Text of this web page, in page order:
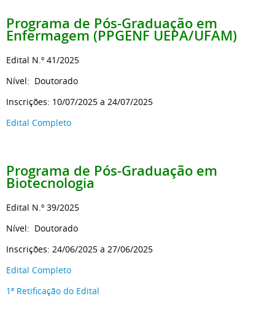
Programa de Pós-Graduação em
Enfermagem (PPGENF UEPA/UFAM)
Edital N.º 41/2025
Nível: Doutorado
Inscrições: 10/07/2025 a 24/07/2025
Edital Completo
Programa de Pós-Graduação em
Biotecnologia
Edital N.º 39/2025
Nível: Doutorado
Inscrições: 24/06/2025 a 27/06/2025
Edital Completo
1ª Retificação do Edital